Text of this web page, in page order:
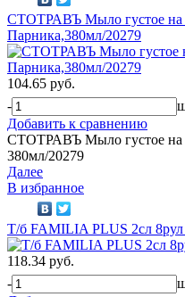
СТОТРАВЪ Мыло густое на
Парника,380мл/20279
104.65 руб.
-
Добавить к сравнению
СТОТРАВЪ Мыло густое на
380мл/20279
Далее
В избранное
Т/б FAMILIA PLUS 2сл 8рул
118.34 руб.
-